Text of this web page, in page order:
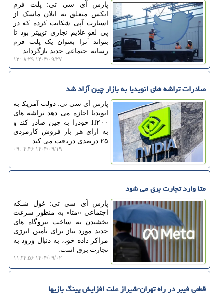
پارس آی سی تی: پلت فرم
ایکس متعلق به ایلان ماسک از
استارت آپی شکایت کرده که در
پی لغو علایم تجاری توییتر بود تا
بتواند آنرا بعنوان یک پلت فرم
رسانه اجتماعی جدید بازگرداند.
۱۴۰۴/۰۹/۲۷ ۱۲:۰۸:۲۹
صادرات تراشه های انویدیا به بازار چین آزاد شد
پارس آی سی تی: دولت آمریکا به
انویدیا اجازه می دهد تراشه های
H۲۰۰ خودرا به چین صادر کند و
به ازای هر بار فروش کارمزدی
۲۵ درصدی دریافت می کند.
۱۴۰۴/۰۹/۱۹ ۰۹:۰۴:۴۶
متا وارد تجارت برق می شود
پارس آی سی تی: غول شبکه
اجتماعی «متا» به منظور سرعت
بخشیدن به ساخت نیروگاه های
جدید مورد نیاز برای تأمین انرژی
مراکز داده خود، به دنبال ورود به
تجارت برق است.
۱۴۰۴/۰۹/۰۲ ۱۱:۲۴:۵۶
قطعی فیبر در راه تهران-شیراز علت افزایش پینگ بازیها